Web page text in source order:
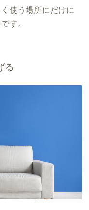
使う場所にだけに
す。
る